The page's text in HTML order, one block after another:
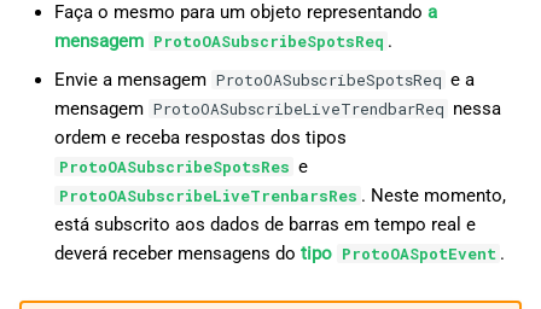
Faça o mesmo para um objeto representando a
mensagem ProtoOASubscribeSpotsReq .
Envie a mensagem ProtoOASubscribeSpotsReq e a
mensagem ProtoOASubscribeLiveTrendbarReq nessa
ordem e receba respostas dos tipos
ProtoOASubscribeSpotsRes e
ProtoOASubscribeLiveTrenbarsRes . Neste momento,
está subscrito aos dados de barras em tempo real e
deverá receber mensagens do tipo ProtoOASpotEvent .